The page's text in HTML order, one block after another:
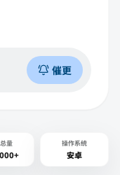
催更
量 操作系统
安卓